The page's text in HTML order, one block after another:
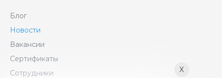
Блог
Новости
Вакансии
Сертификаты
Сотрудники
X